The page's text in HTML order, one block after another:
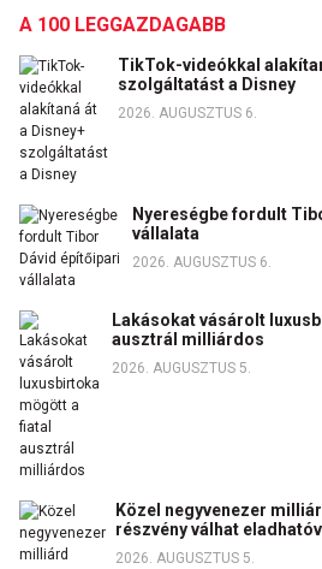
A 100 LEGGAZDAGABB
TikTok-videókkal
szolgáltatást a Disney
2026. AUGUSZTUS 6.
Nyereségbe fordult
vállalata
2026. AUGUSZTUS 6.
Lakásokat vásárolt
ausztrál milliárdos
2026. AUGUSZTUS 5.
Közel negyvenezer
részvény válhat
2026. AUGUSZTUS 5.